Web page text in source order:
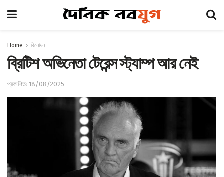
Home বিনোদন
ব্রিটিশ অভিনেতা টেরেন্স স্ট্যাম্প আর নেই
প্রকাশিতঃ 18/08/2025